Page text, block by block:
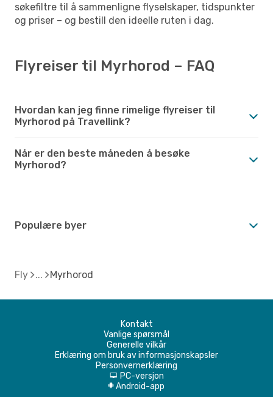
søkefiltre til å sammenligne flyselskaper, tidspunkter
og priser – og bestill den ideelle ruten i dag.
Flyreiser til Myrhorod – FAQ
Hvordan kan jeg finne rimelige flyreiser til
Myrhorod på Travellink?
Når er den beste måneden å besøke
Myrhorod?
Populære byer
Fly Myrhorod
Kontakt
Vanlige spørsmål
Generelle vilkår
Erklæring om bruk av informasjonskapsler
Personvernerklæring
d PC-versjon
A Android-app